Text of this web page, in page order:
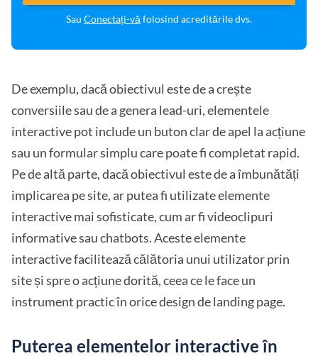
Sau Conectați-vă folosind acreditările dvs.
De exemplu, dacă obiectivul este de a crește
conversiile sau de a genera lead-uri, elementele
interactive pot include un buton clar de apel la acțiune
sau un formular simplu care poate fi completat rapid.
Pe de altă parte, dacă obiectivul este de a îmbunătăți
implicarea pe site, ar putea fi utilizate elemente
interactive mai sofisticate, cum ar fi videoclipuri
informative sau chatbots. Aceste elemente
interactive facilitează călătoria unui utilizator prin
site și spre o acțiune dorită, ceea ce le face un
instrument practic în orice design de landing page.
Puterea elementelor interactive în